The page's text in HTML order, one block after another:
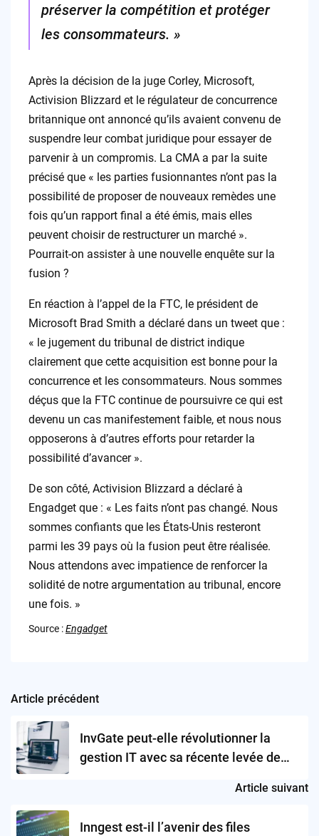
préserver la compétition et protéger
les consommateurs. »
Après la décision de la juge Corley, Microsoft,
Activision Blizzard et le régulateur de concurrence
britannique ont annoncé qu’ils avaient convenu de
suspendre leur combat juridique pour essayer de
parvenir à un compromis. La CMA a par la suite
précisé que « les parties fusionnantes n’ont pas la
possibilité de proposer de nouveaux remèdes une
fois qu’un rapport final a été émis, mais elles
peuvent choisir de restructurer un marché ».
Pourrait-on assister à une nouvelle enquête sur la
fusion ?
En réaction à l’appel de la FTC, le président de
Microsoft Brad Smith a déclaré dans un tweet que :
« le jugement du tribunal de district indique
clairement que cette acquisition est bonne pour la
concurrence et les consommateurs. Nous sommes
déçus que la FTC continue de poursuivre ce qui est
devenu un cas manifestement faible, et nous nous
opposerons à d’autres efforts pour retarder la
possibilité d’avancer ».
De son côté, Activision Blizzard a déclaré à
Engadget que : « Les faits n’ont pas changé. Nous
sommes confiants que les États-Unis resteront
parmi les 39 pays où la fusion peut être réalisée.
Nous attendons avec impatience de renforcer la
solidité de notre argumentation au tribunal, encore
une fois. »
Source :Engadget
Post
navigation
Article précédent
InvGate peut-elle révolutionner la
gestion IT avec sa récente levée de
Article suivant
Inngest est-il l’avenir des files